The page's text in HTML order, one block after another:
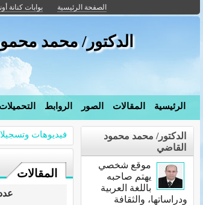
الصفحة الرئيسية بوابات كنانة
الدكتور/ محمد
الرئيسية المقالات الصور الروابط التحميلات
فيديوهات
المقالات
عدد 0 مقال
الدكتور/ محمد محمود
القاضي
موقع شخصي
يهتم صاحبه
باللغة العربية
ودراساتها، والثقافة